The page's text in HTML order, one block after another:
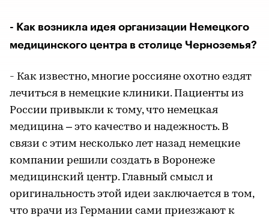
- Как возникла идея организации Немецкого
медицинского центра в столице Черноземья?
- Как известно, многие россияне охотно ездят
лечиться в немецкие клиники. Пациенты из
России привыкли к тому, что немецкая
медицина – это качество и надежность. В
связи с этим несколько лет назад немецкие
компании решили создать в Воронеже
медицинский центр. Главный смысл и
оригинальность этой идеи заключается в том,
что врачи из Германии сами приезжают к